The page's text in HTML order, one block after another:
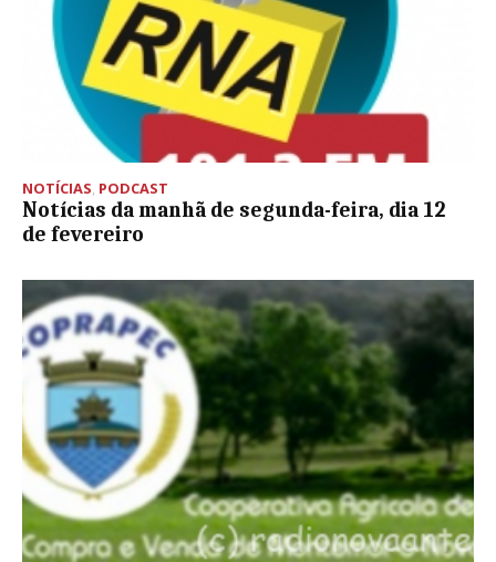
NOTÍCIAS, PODCAST
Notícias da manhã de segunda-feira, dia 12
de fevereiro